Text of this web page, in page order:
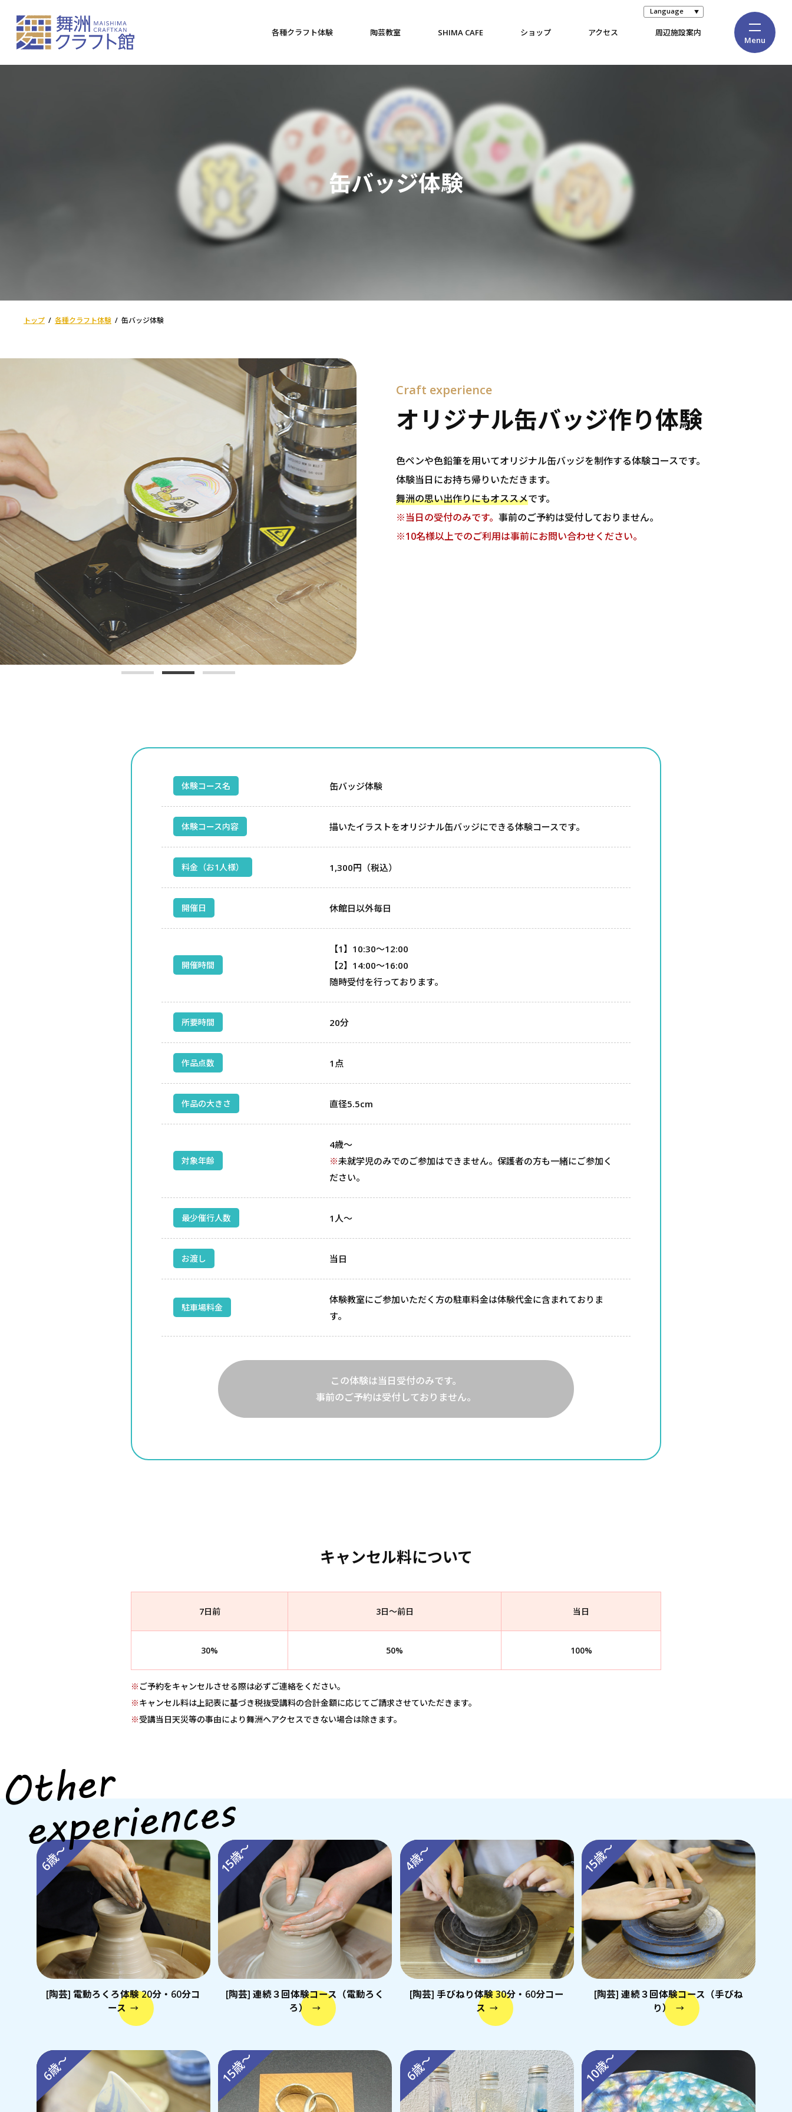
Language
各種クラフト体験 陶芸教室 SHIMA CAFE ショップ アクセス 周辺施設案内
Menu
缶バッジ体験
トップ 各種クラフト体験 缶バッジ体験
Craft experience
オリジナル缶バッジ作り体験
色ペンや色鉛筆を用いてオリジナル缶バッジを制作する体験コースです。
体験当日にお持ち帰りいただきます。
舞洲の思い出作りにもオススメです。
※当日の受付のみです。 事前のご予約は受付しておりません。
※10名様以上でのご利用は事前にお問い合わせください。
体験コース名 缶バッジ体験
体験コース内容 描いたイラストをオリジナル缶バッジにできる体験コースです。
料金（お1人様） 1,300円（税込）
開催日 休館日以外毎日
開催時間
【1】10:30～12:00
【2】14:00～16:00
随時受付を行っております。
所要時間 20分
作品点数 1点
作品の大きさ 直径5.5cm
対象年齢
4歳～
※未就学児のみでのご参加はできません。保護者の方も一緒にご参加く
ださい。
最少催行人数 1人～
お渡し 当日
駐車場料金
体験教室にご参加いただく方の駐車料金は体験代金に含まれておりま
す。
この体験は当日受付のみです。
事前のご予約は受付しておりません。
キャンセル料について
7日前 3日～前日 当日
30% 50% 100%
※ ご予約をキャンセルさせる際は必ずご連絡をください。
※キャンセル料は上記表に基づき税抜受講料の合計金額に応じてご請求させていただきます。
※受講当日天災等の事由により舞洲へアクセスできない場合は除きます。
6歳～
[陶芸] 電動ろくろ体験 20分・60分コ
ース →
15歳～
[陶芸] 連続３回体験コース（電動ろく
ろ）
→
4歳～
[陶芸] 手びねり体験 30分・60分コー
ス →
15歳～
[陶芸] 連続３回体験コース（手びね
り）
→
6歳～ 15歳～ 6歳～ 10歳～